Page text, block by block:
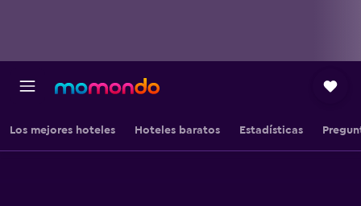
Los mejores hoteles Hoteles baratos Estadísticas